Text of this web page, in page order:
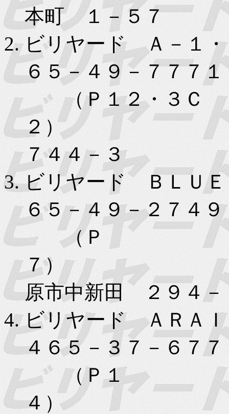
本町 １－５７
ビリヤード Ａ－１
６５－４９－７７７１
（Ｐ１２・３Ｃ
２） 小
７４４－３
ビリヤード ＢＬＵ
６５－４９－２７４９
（Ｐ
７
原市中新田 ２９４－
ビリヤード ＡＲＡ
４６５－３７－６７７
（Ｐ１
４）